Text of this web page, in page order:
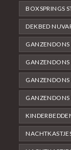
BOXSPRINGS
DEKBED
GANZENDONS